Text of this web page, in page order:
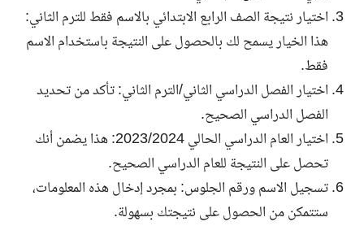
اختيار نتيجة الصف الرابع الابتدائي بالاسم فقط للترم الثاني:
هذا الخيار يسمح لك بالحصول على النتيجة باستخدام الاسم
فقط.
اختيار الفصل الدراسي الثاني/الترم الثاني: تأكد من تحديد
الفصل الدراسي الصحيح.
اختيار العام الدراسي الحالي 2023/2024: هذا يضمن أنك
تحصل على النتيجة للعام الدراسي الصحيح.
تسجيل الاسم ورقم الجلوس: بمجرد إدخال هذه المعلومات،
ستتمكن من الحصول على نتيجتك بسهولة.